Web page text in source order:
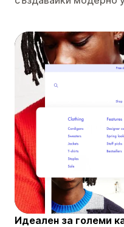
Идеален за големи